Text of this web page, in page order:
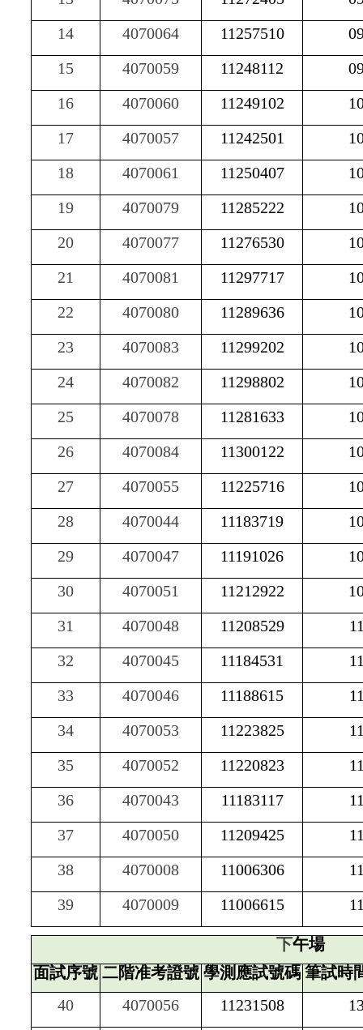
14
4070064 11257510
15
4070059 11248112
16
4070060 11249102
17
4070057 11242501
18
4070061 11250407
19
4070079 11285222
20
4070077 11276530
21
4070081 11297717
22
4070080 11289636
23
4070083 11299202
24
4070082 11298802
25
4070078 11281633
26
4070084 11300122
27
4070055 11225716
28
4070044 11183719
29
4070047 11191026
30
4070051 11212922
31
4070048 11208529
32
4070045 11184531
33
4070046 11188615
34
4070053 11223825
35
4070052 11220823
36
4070043 11183117
37
4070050 11209425
38
4070008 11006306
39
4070009 11006615
下午場
面試序號 二階准考證號 學測應試號碼 筆試時
40
4070056 11231508